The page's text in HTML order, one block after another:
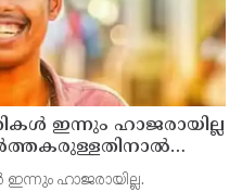
ഇന്നും ഹാജരായില്ല
പ്രതികൾ
ഹാജരായില്ല.